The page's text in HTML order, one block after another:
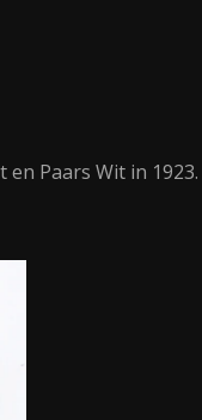
Paars Wit in 1923.